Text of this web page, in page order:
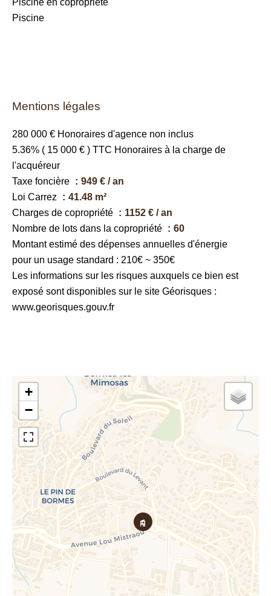
Piscine en copropriété
Piscine
Mentions légales
280 000 € Honoraires d'agence non inclus
5.36% ( 15 000 € ) TTC Honoraires à la charge de
l'acquéreur
Taxe foncière
949 € / an
Loi Carrez
41.48 m²
Charges de copropriété
1152 € / an
Nombre de lots dans la copropriété
60
Montant estimé des dépenses annuelles d'énergie
pour un usage standard : 210€ ~ 350€
Les informations sur les risques auxquels ce bien est
exposé sont disponibles sur le site Géorisques :
www.georisques.gouv.fr
+
−